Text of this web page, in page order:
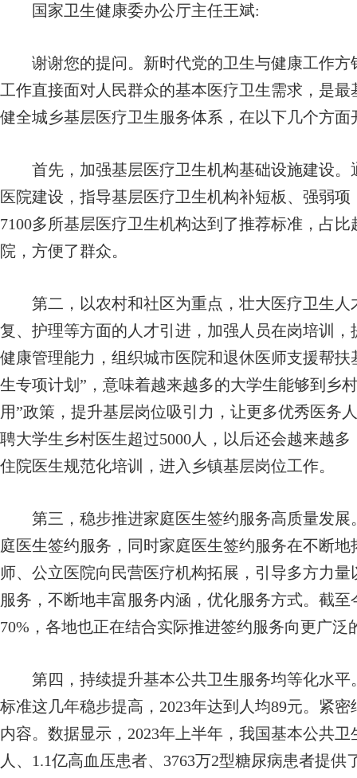
国家卫生健康委办公厅主任王斌:
谢谢您的提问。新时代党的卫生与健康工作方
工作直接面对人民群众的基本医疗卫生需求，是
健全城乡基层医疗卫生服务体系，在以下几个方面
首先，加强基层医疗卫生机构基础设施建设。
医院建设，指导基层医疗卫生机构补短板、强弱
7100多所基层医疗卫生机构达到了推荐标准，占
院，方便了群众。
第二，以农村和社区为重点，壮大医疗卫生人
复、护理等方面的人才引进，加强人员在岗培训
健康管理能力，组织城市医院和退休医师支援帮
生专项计划”，意味着越来越多的大学生能够到乡
用”政策，提升基层岗位吸引力，让更多优秀医务
聘大学生乡村医生超过5000人，以后还会越来越
住院医生规范化培训，进入乡镇基层岗位工作。
第三，稳步推进家庭医生签约服务高质量发展
庭医生签约服务，同时家庭医生签约服务在不断
师、公立医院向民营医疗机构拓展，引导多方力
服务，不断地丰富服务内涵，优化服务方式。截
70%，各地也正在结合实际推进签约服务向更广泛
第四，持续提升基本公共卫生服务均等化水平
标准这几年稳步提高，2023年达到人均89元。紧
内容。数据显示，2023年上半年，我国基本公共
人、1.1亿高血压患者、3763万2型糖尿病患者提